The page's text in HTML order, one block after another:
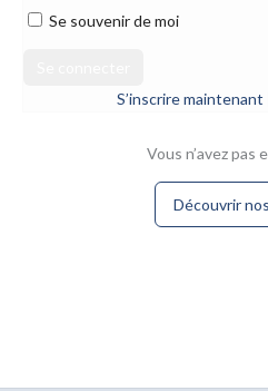
Se souvenir de moi
S’inscrire maintenant
Vous n’avez pas
Découvrir